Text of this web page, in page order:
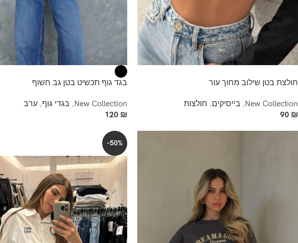
חולצת בטן שילוב מחוך עור
New Collection
, בייסיקים, חולצות
90 ₪
בגד גוף תכשיט בטן גב חשוף
New Collection
, בגדי גוף, ערב
120 ₪
-50%